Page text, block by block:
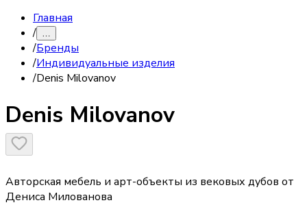
Главная
/ …
/Бренды
/Индивидуальные изделия
/Denis Milovanov
Denis Milovanov
Авторская мебель и арт-объекты из вековых дубов от
Дениса Милованова